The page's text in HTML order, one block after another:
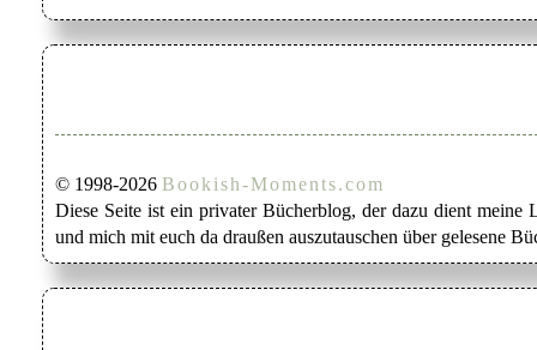
© 1998-2026 Bookish-Moments.com
Diese Seite ist ein privater Bücherblog, der dazu dient meine
und mich mit euch da draußen auszutauschen über gelesene